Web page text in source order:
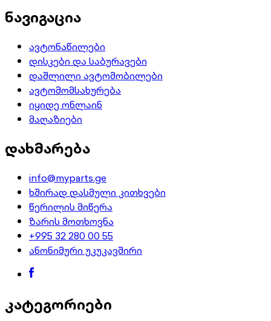
ნავიგაცია
ავტონაწილები
დისკები და საბურავები
დაშლილი ავტომობილები
ავტომომსახურება
იყიდე ონლაინ
მაღაზიები
დახმარება
info@myparts.ge
ხშირად დასმული კითხვები
წერილის მიწერა
ზარის მოთხოვნა
+995 32 280 00 55
ანონიმური უკუკავშირი
კატეგორიები